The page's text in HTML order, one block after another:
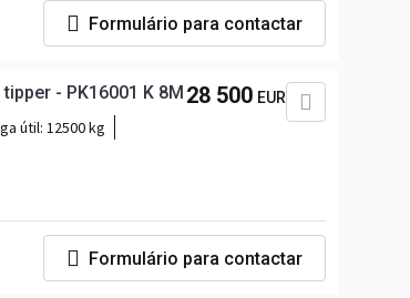
Formulário para contactar
- PK16001 K 8M
útil: 12500 kg
28 500 EUR
Formulário para contactar